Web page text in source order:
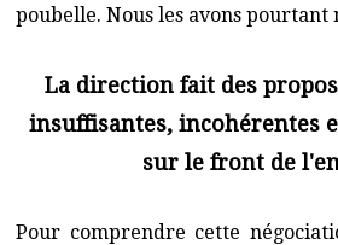
poubelle. Nous les avons pourtant
La direction fait des
insuffisantes, incohérentes
sur le front de
Pour comprendre cette